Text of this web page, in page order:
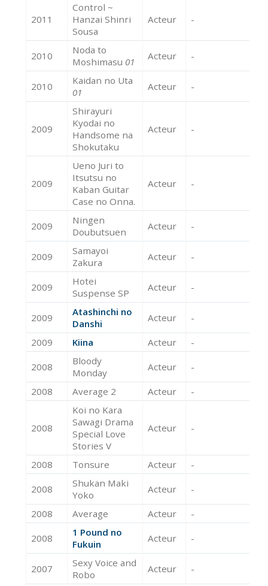
2011
Control ~
Hanzai Shinri
Sousa
Acteur -
2010
Noda to
Moshimasu 01 Acteur -
2010
Kaidan no Uta
01
Acteur -
2009
Shirayuri
Kyodai no
Handsome na
Shokutaku
Acteur -
2009
Ueno Juri to
Itsutsu no
Kaban Guitar
Case no Onna.
Acteur -
2009
Ningen
Doubutsuen
Acteur -
2009
Samayoi
Zakura
Acteur -
2009
Hotei
Suspense SP
Acteur -
2009
Atashinchi no
Danshi
Acteur -
2009 Kiina Acteur -
2008
Bloody
Monday
Acteur -
2008 Average 2 Acteur -
2008
Koi no Kara
Sawagi Drama
Special Love
Stories V
Acteur -
2008 Tonsure Acteur -
2008
Shukan Maki
Yoko
Acteur -
2008 Average Acteur -
2008
1 Pound no
Fukuin
Acteur -
2007
Sexy Voice and
Robo
Acteur -